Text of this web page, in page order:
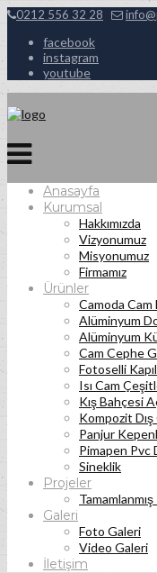
0212 556 32 28
facebook
instagram
youtube
Anasayfa
Kurumsal
Hakkımızda
Vizyonumuz
Misyonumuz
Firmamız
Ürünler
Camoda
Alüminyum
Alüminyum
Cam Cephe
Fotoselli
Isı Cam
Kış Bahçesi
Kompozit
Panjur
Pimapen Pvc
Sineklik
Projeler
Galeri
Foto Galeri
Video Galeri
İletişim